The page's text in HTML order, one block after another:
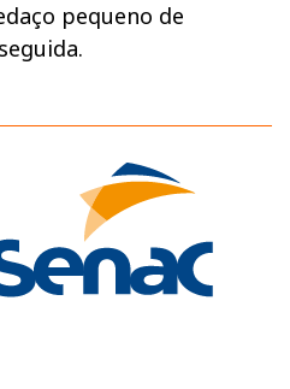
pequeno de